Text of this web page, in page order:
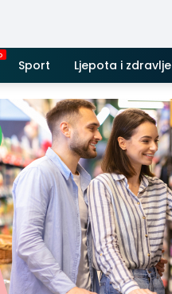
Sport Ljepota i zdravlje